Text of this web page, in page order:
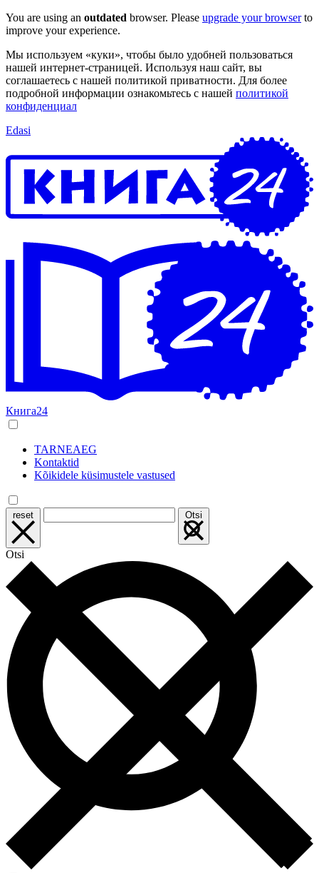
You are using an outdated browser. Please upgrade your browserto
improve your experience.
Мы используем «куки», чтобы было удобней пользоваться
нашей интернет-страницей. Используя наш сайт, вы
соглашаетесь с нашей политикой приватности. Для более
подробной информации ознакомьтесь с нашей политикой
конфиденциал
Edasi
Книга24
TARNEAEG
Kontaktid
Kõikidele küsimustele vastused
reset Otsi
Otsi